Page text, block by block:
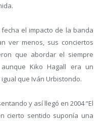
el impacto de la banda
ver menos, sus conciertos
que abordar el siempre
Kiko Hagall era un
que Iván Urbistondo.
y así llegó en 2004 “El
cierto sentido suponía una